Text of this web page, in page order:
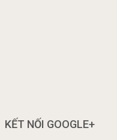
KẾT NỐI GOOGLE+